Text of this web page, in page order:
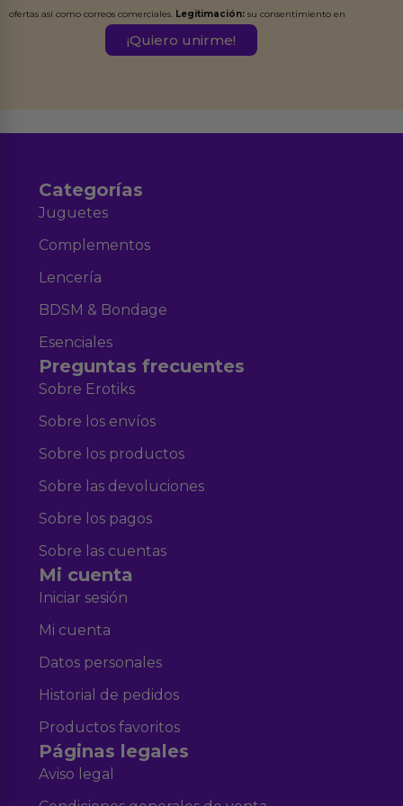
ofertas así como correos comerciales. Legitimación: su consentimiento en
Destinatarios:Ferran Roig Muñoz. Podrás ejercer tus
Categorías
Juguetes
Complementos
Lencería
BDSM & Bondage
Esenciales
Preguntas frecuentes
Sobre Erotiks
Sobre los envíos
Sobre los productos
Sobre las devoluciones
Sobre los pagos
Sobre las cuentas
Mi cuenta
Iniciar sesión
Mi cuenta
Datos personales
Historial de pedidos
Productos favoritos
Páginas legales
Aviso legal